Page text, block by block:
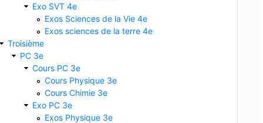
Exo SVT 4e
Exos Sciences de la Vie 4e
Exos sciences de la terre 4e
Troisième
PC 3e
Cours PC 3e
Cours Physique 3e
Cours Chimie 3e
Exo PC 3e
Exos Physique 3e